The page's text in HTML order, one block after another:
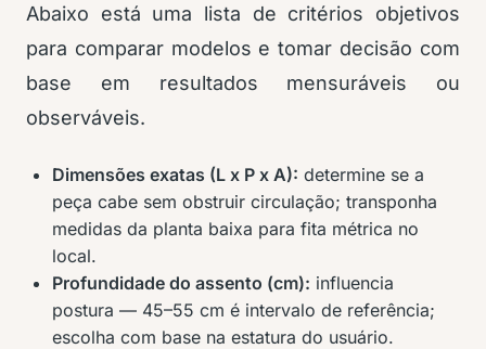
Abaixo está uma lista de critérios objetivos
para comparar modelos e tomar decisão com
base em resultados mensuráveis ou
observáveis.
Dimensões exatas (L x P x A): determine se a
peça cabe sem obstruir circulação; transponha
medidas da planta baixa para fita métrica no
local.
Profundidade do assento (cm): influencia
postura — 45–55 cm é intervalo de referência;
escolha com base na estatura do usuário.